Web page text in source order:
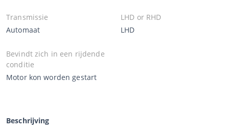
Transmissie
Automaat
LHD or RHD
LHD
Bevindt zich in een rijdende
conditie
Motor kon worden gestart
Beschrijving